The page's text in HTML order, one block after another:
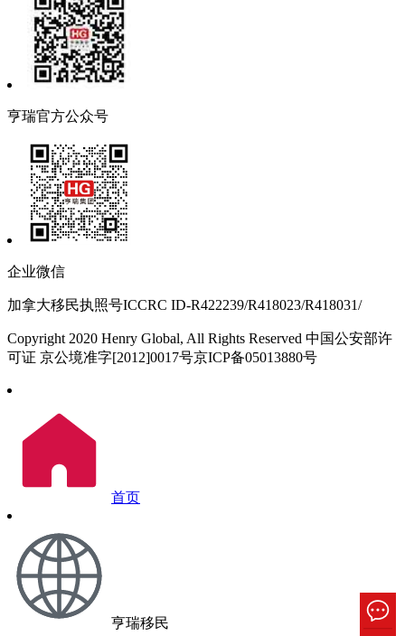
亨瑞官方公众号
企业微信
加拿大移民执照号ICCRC ID-R422239/R418023/R418031/
Copyright 2020 Henry Global, All Rights Reserved 中国公安部许
可证 京公境准字[2012]0017号京ICP备05013880号
首页
亨瑞移民